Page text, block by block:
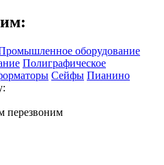
оборудование
Полиграфическое
Сейфы Пианино
перезвоним